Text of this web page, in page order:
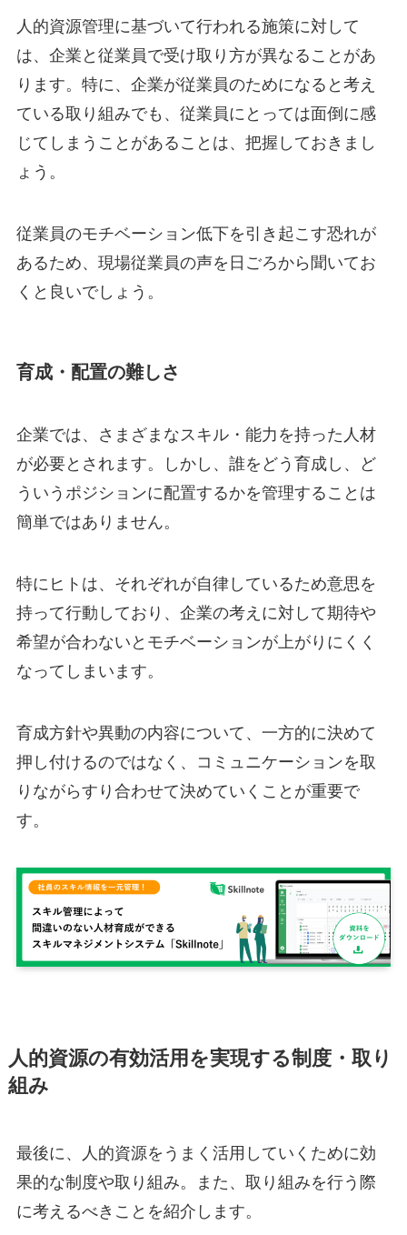
人的資源管理に基づいて行われる施策に対して
は、企業と従業員で受け取り方が異なることがあ
ります。特に、企業が従業員のためになると考え
ている取り組みでも、従業員にとっては面倒に感
じてしまうことがあることは、把握しておきまし
ょう。
従業員のモチベーション低下を引き起こす恐れが
あるため、現場従業員の声を日ごろから聞いてお
くと良いでしょう。
育成・配置の難しさ
企業では、さまざまなスキル・能力を持った人材
が必要とされます。しかし、誰をどう育成し、ど
ういうポジションに配置するかを管理することは
簡単ではありません。
特にヒトは、それぞれが自律しているため意思を
持って行動しており、企業の考えに対して期待や
希望が合わないとモチベーションが上がりにくく
なってしまいます。
育成方針や異動の内容について、一方的に決めて
押し付けるのではなく、コミュニケーションを取
りながらすり合わせて決めていくことが重要で
す。
人的資源の有効活用を実現する制度・取り
組み
最後に、人的資源をうまく活用していくために効
果的な制度や取り組み。また、取り組みを行う際
に考えるべきことを紹介します。